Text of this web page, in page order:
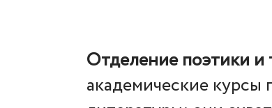
Отделение поэтики и
академические